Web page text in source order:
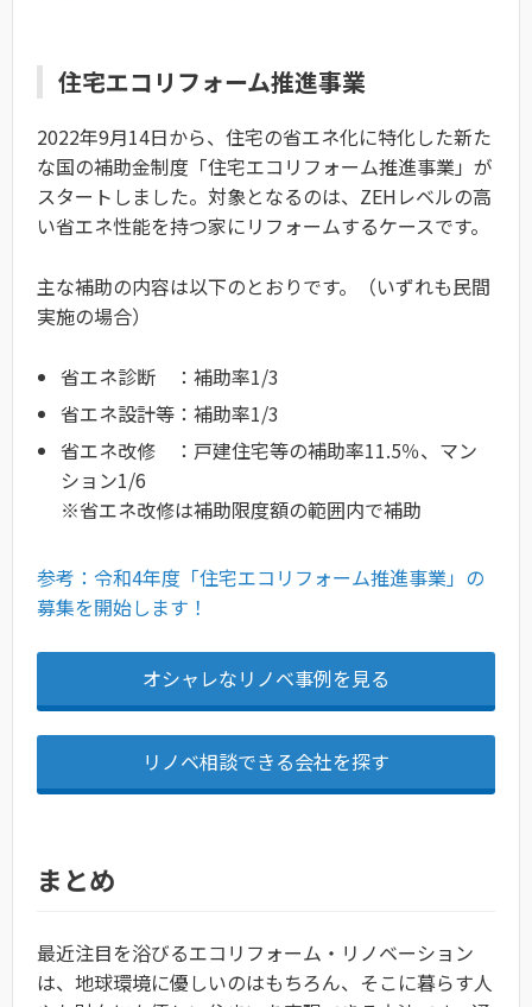
住宅エコリフォーム推進事業
2022年9月14日から、住宅の省エネ化に特化した新た
な国の補助金制度「住宅エコリフォーム推進事業」が
スタートしました。対象となるのは、ZEHレベルの高
い省エネ性能を持つ家にリフォームするケースです。
主な補助の内容は以下のとおりです。（いずれも民間
実施の場合）
省エネ診断 ：補助率1/3
省エネ設計等：補助率1/3
省エネ改修 ：戸建住宅等の補助率11.5％、マン
ション1/6
※省エネ改修は補助限度額の範囲内で補助
参考：令和4年度「住宅エコリフォーム推進事業」の
募集を開始します！
オシャレなリノベ事例を見る
リノベ相談できる会社を探す
まとめ
最近注目を浴びるエコリフォーム・リノベーション
は、地球環境に優しいのはもちろん、そこに暮らす人